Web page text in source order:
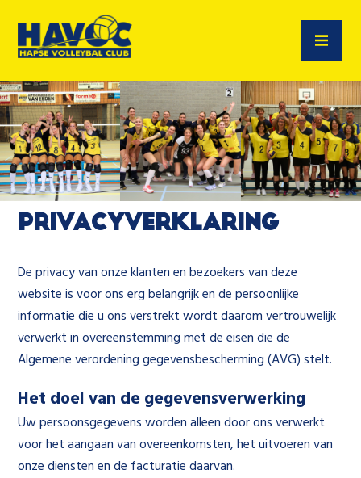
Privacyverklaring
De privacy van onze klanten en bezoekers van deze
website is voor ons erg belangrijk en de persoonlijke
informatie die u ons verstrekt wordt daarom vertrouwelijk
verwerkt in overeenstemming met de eisen die de
Algemene verordening gegevensbescherming (AVG) stelt.
Het doel van de gegevensverwerking
Uw persoonsgegevens worden alleen door ons verwerkt
voor het aangaan van overeenkomsten, het uitvoeren van
onze diensten en de facturatie daarvan.